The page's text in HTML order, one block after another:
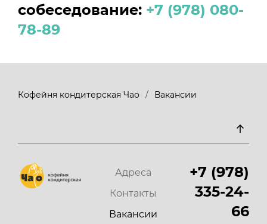
собеседование: +7 (978) 080-
78-89
Кофейня кондитерская Чао Вакансии
Адреса
Контакты
Вакансии
+7 (978)
335-24-
66